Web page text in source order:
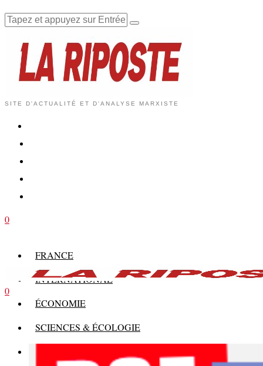
SITE D'ACTUALITÉ ET D'ANALYSE MARXISTE
0
FRANCE
INTERNATIONAL
ÉCONOMIE
SCIENCES & ÉCOLOGIE
0